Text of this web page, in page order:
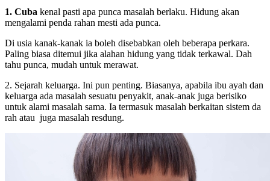
1. Cuba kenal pasti apa punca masalah berlaku. Hidung akan
mengalami penda rahan mesti ada punca.
Di usia kanak-kanak ia boleh disebabkan oleh beberapa perkara.
Paling biasa ditemui jika alahan hidung yang tidak terkawal. Dah
tahu punca, mudah untuk merawat.
2. Sejarah keluarga. Ini pun penting. Biasanya, apabila ibu ayah dan
keluarga ada masalah sesuatu penyakit, anak-anak juga berisiko
untuk alami masalah sama. Ia termasuk masalah berkaitan sistem da
rah atau juga masalah resdung.